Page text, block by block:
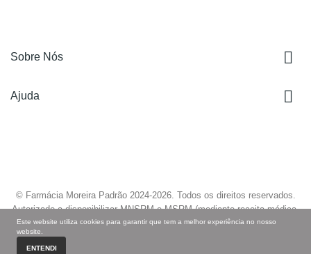
Sobre Nós 
Ajuda 
© Farmácia Moreira Padrão 2024-2026. Todos os direitos reservados.
Autorizado a disponibilizar MNSRM e MSRM (mediante receita médica,
quando aplicável) e a fornecer produtos de saúde ao domicílio através da
Internet, nos termos regulados pelo pelo Infarmed.
Este website utiliza cookies para garantir que tem a melhor experiência no nosso
website.
ENTENDI